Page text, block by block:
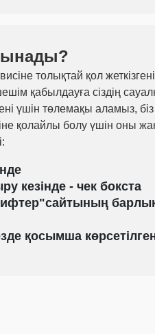
толықтай қол
қабылдауға сіздің
үшін төлемақы аламыз,
қолайлы болу үшін оны
кезінде - чек бокста
сайтының барлық
қосымша